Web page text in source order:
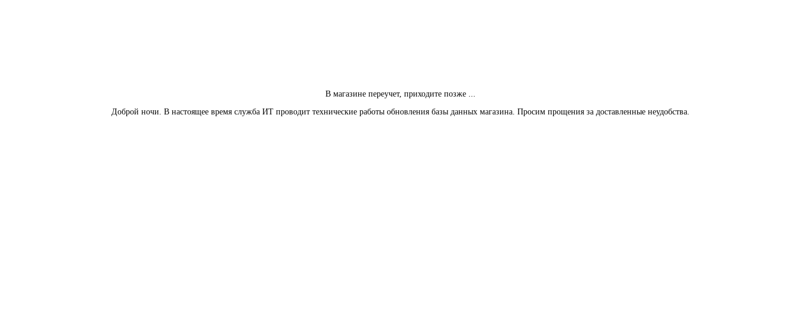
В магазине переучет, приходите позже ...
Доброй ночи. В настоящее время служба ИТ проводит технические работы обновления базы данных магазина. Просим прощения за доставленные неудобства.